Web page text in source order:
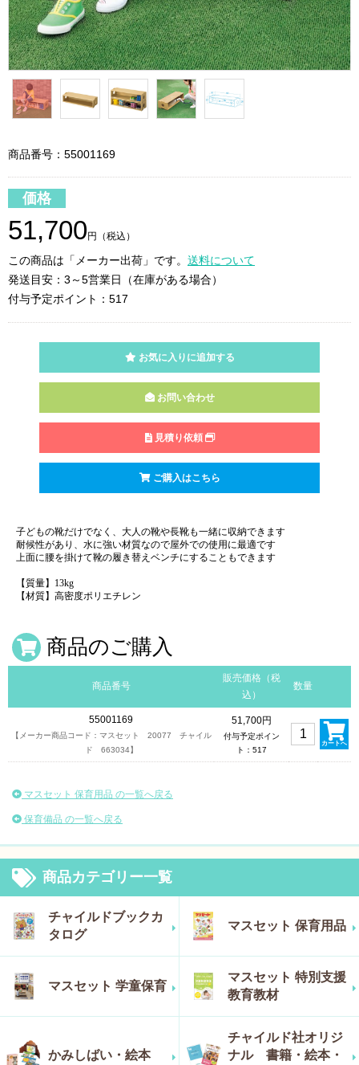
商品番号：55001169
価格
51,700 円（税込）
この商品は「メーカー出荷」です。 送料について
発送目安：3～5営業日（在庫がある場合）
付与予定ポイント：517
お気に入りに追加する
お問い合わせ
見積り依頼
ご購入はこちら
子どもの靴だけでなく、大人の靴や長靴も一緒に収納できます
耐候性があり、水に強い材質なので屋外での使用に最適です
上面に腰を掛けて靴の履き替えベンチにすることもできます
【質量】13kg
【材質】高密度ポリエチレン
商品のご購入
商品番号
販売価格（税
込）
数量
55001169
【メーカー商品コード：マスセット 20077 チャイル
ド 663034】
51,700円
付与予定ポイン
ト：517
カートへ
マスセット 保育用品 の一覧へ戻る
保育備品 の一覧へ戻る
商品カテゴリー一覧
チャイルドブックカ
タログ
マスセット 保育用品
マスセット 学童保育
マスセット 特別支援
教育教材
かみしばい・絵本
チャイルド社オリジ
ナル 書籍・絵本・